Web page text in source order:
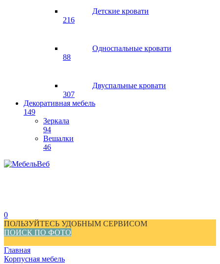
Детские кровати
216
Односпальные кровати
88
Двуспальные кровати
307
Декоративная мебель
149
Зеркала
94
Вешалки
46
0
ПОЛЬЗУЙТЕСЬ УДОБНЫМ СЕРВИСОМ
ПОИСК ПО ФОТО
Главная
Корпусная мебель